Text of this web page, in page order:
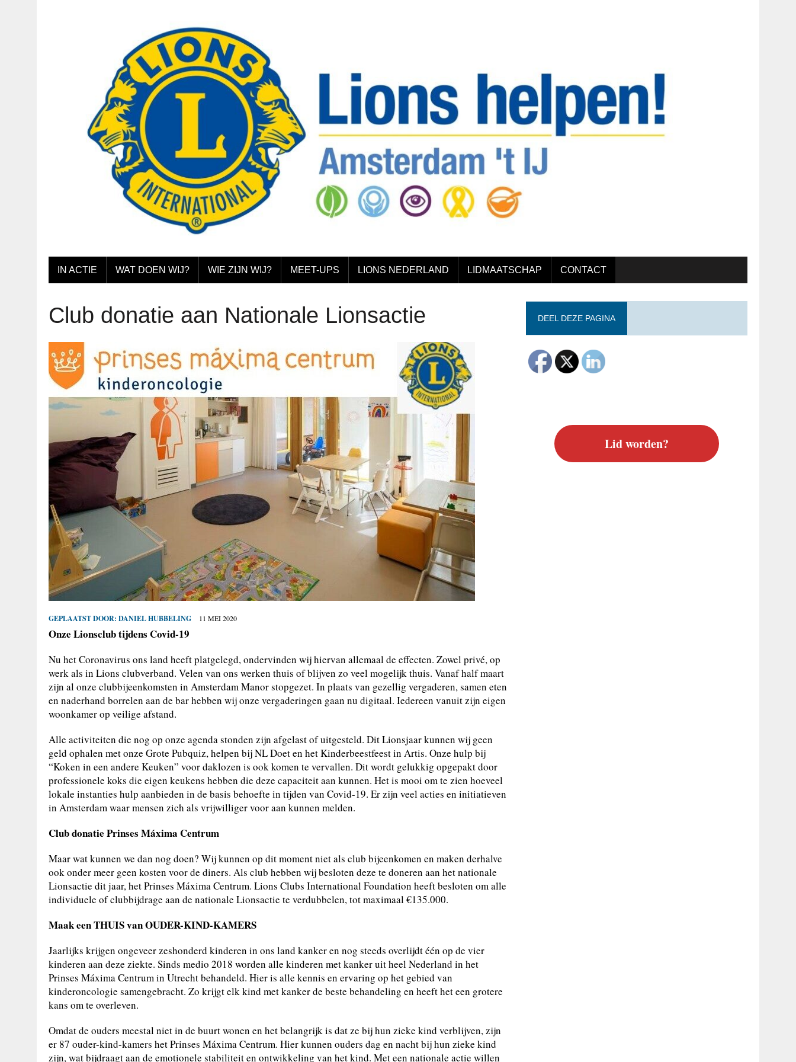
IN ACTIE WAT DOEN WIJ? WIE ZIJN WIJ? MEET-UPS LIONS NEDERLAND LIDMAATSCHAP CONTACT
Club donatie aan Nationale Lionsactie
GEPLAATST DOOR: DANIEL HUBBELING 11 MEI 2020
Onze Lionsclub tijdens Covid-19
Nu het Coronavirus ons land heeft platgelegd, ondervinden wij hiervan allemaal de effecten. Zowel privé, op
werk als in Lions clubverband. Velen van ons werken thuis of blijven zo veel mogelijk thuis. Vanaf half maart
zijn al onze clubbijeenkomsten in Amsterdam Manor stopgezet. In plaats van gezellig vergaderen, samen eten
en naderhand borrelen aan de bar hebben wij onze vergaderingen gaan nu digitaal. Iedereen vanuit zijn eigen
woonkamer op veilige afstand.
Alle activiteiten die nog op onze agenda stonden zijn afgelast of uitgesteld. Dit Lionsjaar kunnen wij geen
geld ophalen met onze Grote Pubquiz, helpen bij NL Doet en het Kinderbeestfeest in Artis. Onze hulp bij
“Koken in een andere Keuken” voor daklozen is ook komen te vervallen. Dit wordt gelukkig opgepakt door
professionele koks die eigen keukens hebben die deze capaciteit aan kunnen. Het is mooi om te zien hoeveel
lokale instanties hulp aanbieden in de basis behoefte in tijden van Covid-19. Er zijn veel acties en initiatieven
in Amsterdam waar mensen zich als vrijwilliger voor aan kunnen melden.
Club donatie Prinses Máxima Centrum
Maar wat kunnen we dan nog doen? Wij kunnen op dit moment niet als club bijeenkomen en maken derhalve
ook onder meer geen kosten voor de diners. Als club hebben wij besloten deze te doneren aan het nationale
Lionsactie dit jaar, het Prinses Máxima Centrum. Lions Clubs International Foundation heeft besloten om alle
individuele of clubbijdrage aan de nationale Lionsactie te verdubbelen, tot maximaal €135.000.
Maak een THUIS van OUDER-KIND-KAMERS
Jaarlijks krijgen ongeveer zeshonderd kinderen in ons land kanker en nog steeds overlijdt één op de vier
kinderen aan deze ziekte. Sinds medio 2018 worden alle kinderen met kanker uit heel Nederland in het
Prinses Máxima Centrum in Utrecht behandeld. Hier is alle kennis en ervaring op het gebied van
kinderoncologie samengebracht. Zo krijgt elk kind met kanker de beste behandeling en heeft het een grotere
kans om te overleven.
Omdat de ouders meestal niet in de buurt wonen en het belangrijk is dat ze bij hun zieke kind verblijven, zijn
er 87 ouder-kind-kamers het Prinses Máxima Centrum. Hier kunnen ouders dag en nacht bij hun zieke kind
zijn, wat bijdraagt aan de emotionele stabiliteit en ontwikkeling van het kind. Met een nationale actie willen
DEEL DEZE PAGINA
Lid worden?